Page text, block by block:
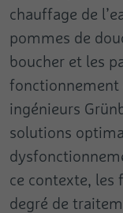
chauffage de
pommes de
boucher et les
fonctionnement
ingénieurs
solutions
ce contexte,
degré de